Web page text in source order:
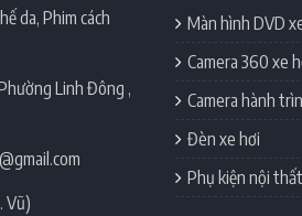
da, Phim cách
Linh Đông ,
Vũ)
Màn hình DVD
Camera 360 xe
Camera hành
Đèn xe hơi
Phụ kiện nội thất